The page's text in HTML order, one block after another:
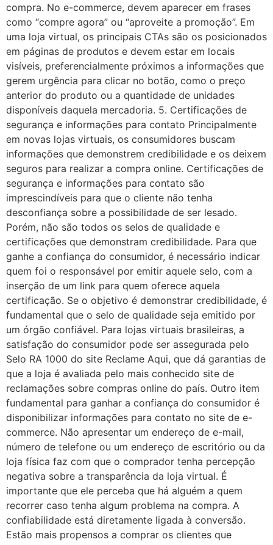
compra. No e-commerce, devem aparecer em frases
como “compre agora” ou “aproveite a promoção”. Em
uma loja virtual, os principais CTAs são os posicionados
em páginas de produtos e devem estar em locais
visíveis, preferencialmente próximos a informações que
gerem urgência para clicar no botão, como o preço
anterior do produto ou a quantidade de unidades
disponíveis daquela mercadoria. 5. Certificações de
segurança e informações para contato Principalmente
em novas lojas virtuais, os consumidores buscam
informações que demonstrem credibilidade e os deixem
seguros para realizar a compra online. Certificações de
segurança e informações para contato são
imprescindíveis para que o cliente não tenha
desconfiança sobre a possibilidade de ser lesado.
Porém, não são todos os selos de qualidade e
certificações que demonstram credibilidade. Para que
ganhe a confiança do consumidor, é necessário indicar
quem foi o responsável por emitir aquele selo, com a
inserção de um link para quem oferece aquela
certificação. Se o objetivo é demonstrar credibilidade, é
fundamental que o selo de qualidade seja emitido por
um órgão confiável. Para lojas virtuais brasileiras, a
satisfação do consumidor pode ser assegurada pelo
Selo RA 1000 do site Reclame Aqui, que dá garantias de
que a loja é avaliada pelo mais conhecido site de
reclamações sobre compras online do país. Outro item
fundamental para ganhar a confiança do consumidor é
disponibilizar informações para contato no site de e-
commerce. Não apresentar um endereço de e-mail,
número de telefone ou um endereço de escritório ou da
loja física faz com que o comprador tenha percepção
negativa sobre a transparência da loja virtual. É
importante que ele perceba que há alguém a quem
recorrer caso tenha algum problema na compra. A
confiabilidade está diretamente ligada à conversão.
Estão mais propensos a comprar os clientes que